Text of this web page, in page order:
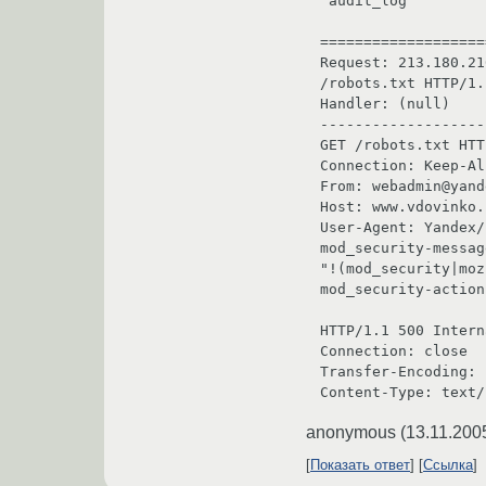
Request:
/robots.txt HTTP/
Handler: (null)
GET /robots.txt
Connection: Keep-
From:
Host:
User-Agent:
mod_security-
mod_security-
HTTP/1.1 500
Connection: close
Transfer-Encoding:
Content-Type:
anonymous (
Показать ответ Ссылка